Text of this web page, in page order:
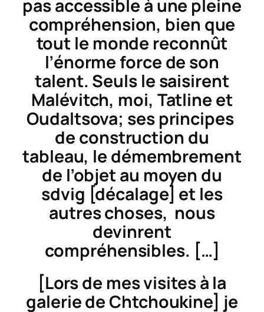
pas accessible à une pleine
compréhension, bien que
tout le monde reconnût
l’énorme force de son
talent. Seuls le saisirent
Malévitch, moi, Tatline et
Oudaltsova; ses principes
de construction du
tableau, le démembrement
de l’objet au moyen du
sdvig [décalage] et les
autres choses, nous
devinrent
compréhensibles. […]
[Lors de mes visites à la
galerie de Chtchoukine] je